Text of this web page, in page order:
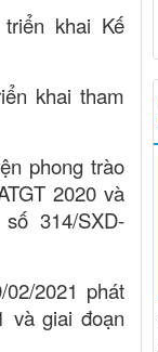
khai Kế
khai tham
phong trào
2020 và
314/SXD-
2021 phát
và giai đoạn